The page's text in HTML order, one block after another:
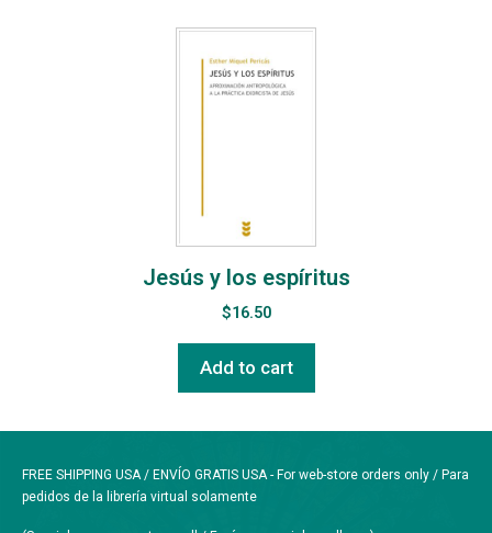
Jesús y los espíritus
$16.50
Add to cart
FREE SHIPPING USA / ENVÍO GRATIS USA - For web-store orders only / Para
pedidos de la librería virtual solamente